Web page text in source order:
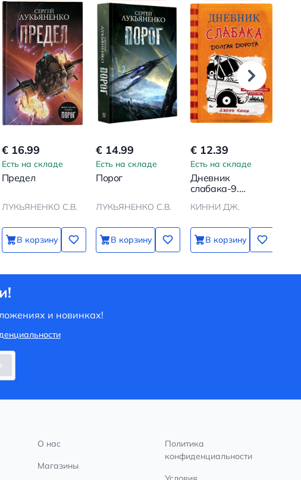
€ 16.99
Есть на складе
Предел
ЛУКЬЯНЕНКО С.В.
В корзину
€ 14.99
Есть на складе
Порог
ЛУКЬЯНЕНКО С.В.
В корзину
€ 12.39
Есть на складе
Дневник
слабака-9.
КИННИ ДЖ.
В корзину
и новинках!
О нас
Магазины
Политика
конфиденциальности